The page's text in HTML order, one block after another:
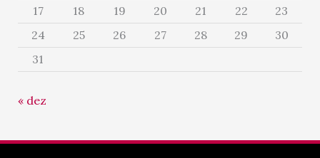
17
18 19 20 21 22
23
24
25 26 27 28 29
30
31
« dez